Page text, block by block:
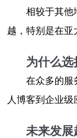
相较于其他
越，特别是在亚
为什么选
在众多的服
人博客到企业
未来发展